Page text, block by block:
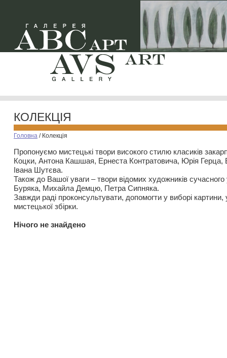
КОЛЕКЦІЯ
Головна / Колекція
Пропонуємо мистецькі твори високого стилю класиків
Коцки, Антона Кашшая, Ернеста Контратовича, Юрія
Івана Шутєва.
Також до Вашої уваги – твори відомих художників
Буряка, Михайла Демцю, Петра Сипняка.
Завжди раді проконсультувати, допомогти у виборі картини,
мистецької збірки.
Нiчого не знайдено